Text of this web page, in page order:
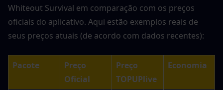
Whiteout Survival em comparação com os preços
oficiais do aplicativo. Aqui estão exemplos reais de
seus preços atuais (de acordo com dados recentes):
Pacote
Preço
Oficial
Preço
TOPUPlive
Economia